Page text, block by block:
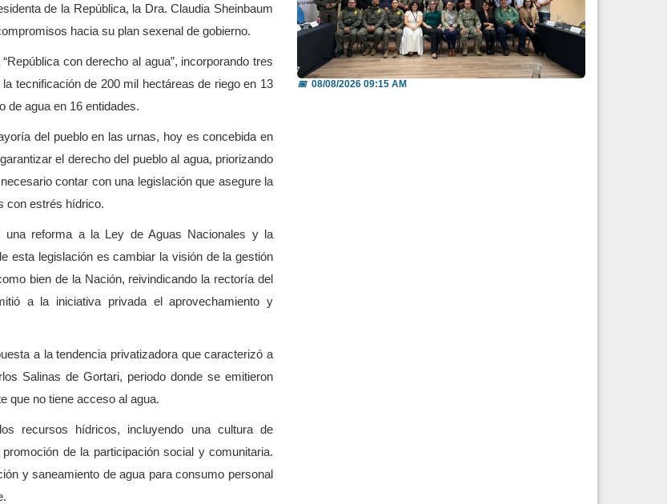
de la República, la Dra. Claudia Sheinbaum
hacia su plan sexenal de gobierno.
con derecho al agua”, incorporando tres
tecnificación de 200 mil hectáreas de riego en 13
de agua en 16 entidades.
del pueblo en las urnas, hoy es concebida en
el derecho del pueblo al agua, priorizando
contar con una legislación que asegure la
con estrés hídrico.
reforma a la Ley de Aguas Nacionales y la
esta legislación es cambiar la visión de la gestión
bien de la Nación, reivindicando la rectoría del
a la iniciativa privada el aprovechamiento y
a la tendencia privatizadora que caracterizó a
Salinas de Gortari, periodo donde se emitieron
que no tiene acceso al agua.
recursos hídricos, incluyendo una cultura de
de la participación social y comunitaria.
y saneamiento de agua para consumo personal
Refuerzan México y EU intercambio de
información para b...
📅08/08/2026 09:15 AM